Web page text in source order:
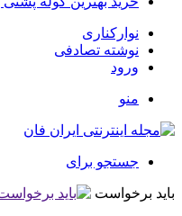
نوارکناری
نوشته تصادفی
ورود
منو
جستجو برای
باید برخواست